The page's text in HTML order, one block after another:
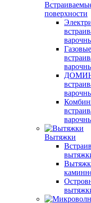
поверхности
Газовые
Вытяжки